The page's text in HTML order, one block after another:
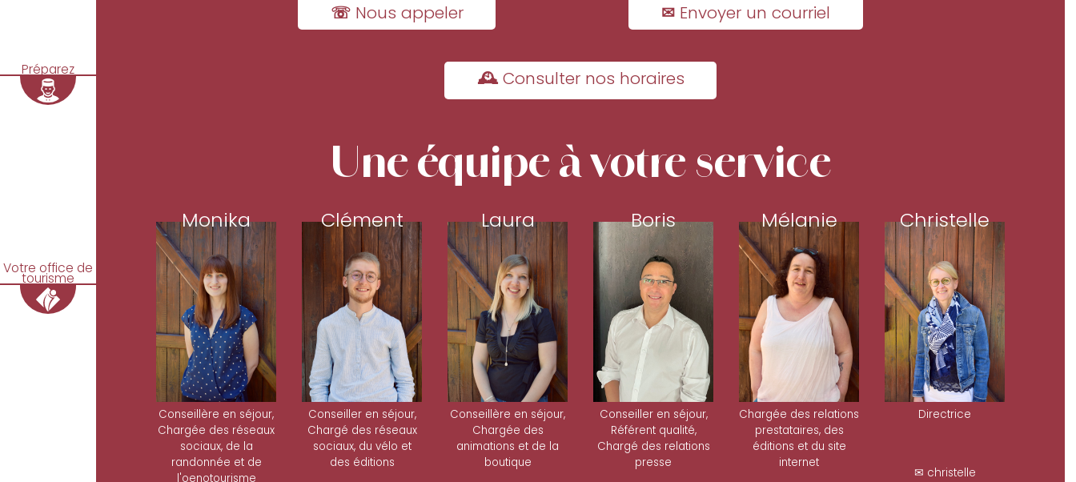
Préparez
Votre office de
tourisme
☏ Nous appeler ✉ Envoyer un courriel
🕰 Consulter nos horaires
Une équipe à votre service
Monika
Conseillère en séjour,
Chargée des réseaux
sociaux, de la
randonnée et de
l'oenotourisme
Clément
Conseiller en séjour,
Chargé des réseaux
sociaux, du vélo et
des éditions
Laura
Conseillère en séjour,
Chargée des
animations et de la
boutique
Boris
Conseiller en séjour,
Référent qualité,
Chargé des relations
presse
Mélanie
Chargée des relations
prestataires, des
éditions et du site
internet
Christelle
Directrice
✉ christelle